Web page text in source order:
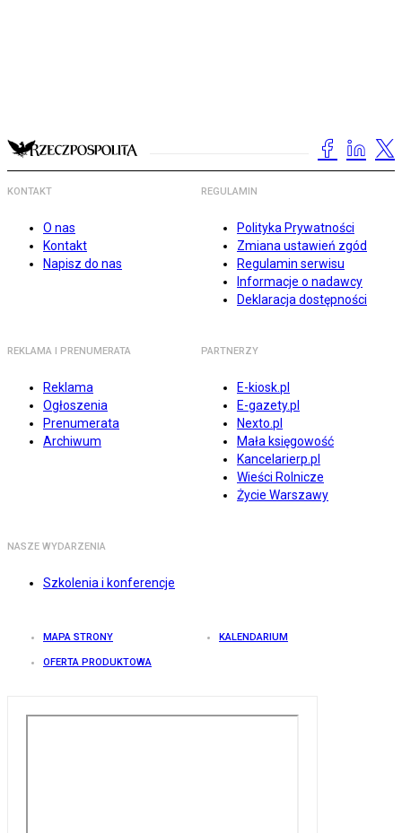
KONTAKT
O nas
Kontakt
Napisz do nas
REGULAMIN
Polityka Prywatności
Zmiana ustawień zgód
Regulamin serwisu
Informacje o nadawcy
Deklaracja dostępności
REKLAMA I PRENUMERATA
Reklama
Ogłoszenia
Prenumerata
Archiwum
PARTNERZY
E-kiosk.pl
E-gazety.pl
Nexto.pl
Mała księgowość
Kancelarierp.pl
Wieści Rolnicze
Życie Warszawy
NASZE WYDARZENIA
Szkolenia i konferencje
MAPA STRONY KALENDARIUM
OFERTA PRODUKTOWA